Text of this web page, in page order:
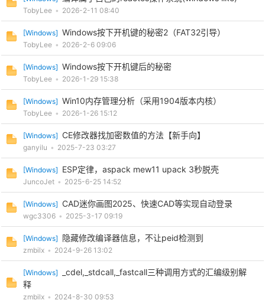
TobyLee • 2026-2-11 08:40
[Windows] Windows按下开机键的秘密2（FAT32引导）
TobyLee • 2026-2-6 09:06
[Windows] Windows按下开机键后的秘密
TobyLee • 2026-1-29 15:38
[Windows] Win10内存管理分析（采用1904版本内核）
TobyLee • 2026-1-26 15:12
[Windows] CE修改器找加密数值的方法【新手向】
ganyilu • 2025-7-23 03:27
[Windows] ESP定律，aspack mew11 upack 3秒脱壳
JuncoJet • 2025-6-25 14:52
[Windows] CAD迷你画图2025、快速CAD等实现自动登录
wgc3306 • 2025-3-17 09:19
[Windows] 隐藏修改编译器信息，不让peid检测到
zmbilx • 2024-9-26 13:02
[Windows]
_cdel,_stdcall,_fastcall三种调用方式的汇编级别解
释
zmbilx • 2024-8-30 09:53